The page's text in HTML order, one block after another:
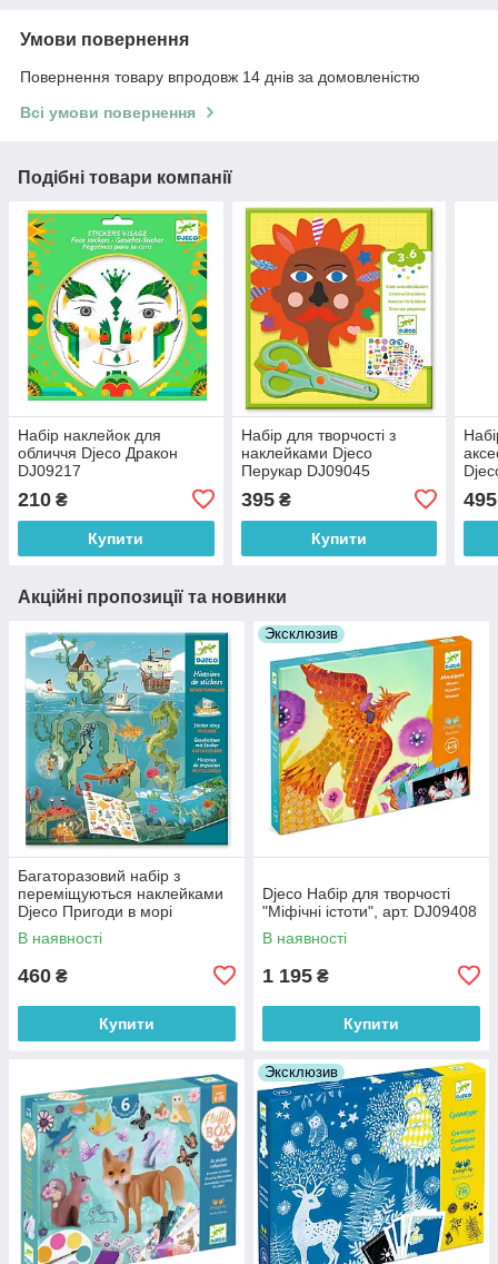
Умови повернення
Повернення товару впродовж 14 днів за домовленістю
Всі умови повернення
Подібні товари компанії
Набір наклейок для
обличчя Djeco Дракон
DJ09217
210 ₴
Купити
Набір для творчості з
наклейками Djeco
Перукар DJ09045
395₴
Купити
495
Акційні пропозиції та новинки
Багаторазовий набір з
переміщуються наклейками
Djeco Пригоди в морі
DJ08953
В наявності
460 ₴
Купити
Эксклюзив
Djeco Набір для творчості
"Міфічні істоти", арт. DJ09408
В наявності
1 195 ₴
Купити
Эксклюзив